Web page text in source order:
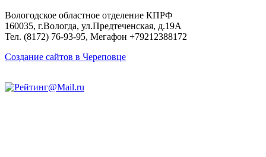
Вологодское областное отделение КПРФ
160035, г.Вологда, ул.Предтеченская, д.19А
Тел. (8172) 76-93-95, Мегафон +79212388172
Создание сайтов в Череповце